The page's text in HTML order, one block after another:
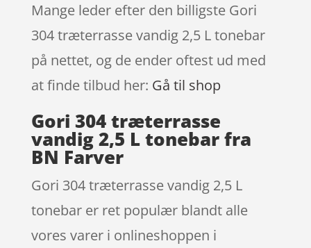
Mange leder efter den billigste Gori
304 træterrasse vandig 2,5 L tonebar
på nettet, og de ender oftest ud med
at finde tilbud her: Gå til shop
Gori 304 træterrasse
vandig 2,5 L tonebar fra
BN Farver
Gori 304 træterrasse vandig 2,5 L
tonebar er ret populær blandt alle
vores varer i onlineshoppen i